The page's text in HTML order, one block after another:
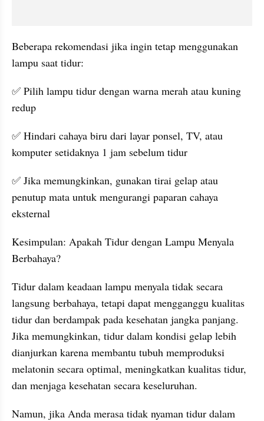
Beberapa rekomendasi jika ingin tetap menggunakan
lampu saat tidur:
✅ Pilih lampu tidur dengan warna merah atau kuning
redup
✅ Hindari cahaya biru dari layar ponsel, TV, atau
komputer setidaknya 1 jam sebelum tidur
✅ Jika memungkinkan, gunakan tirai gelap atau
penutup mata untuk mengurangi paparan cahaya
eksternal
Kesimpulan: Apakah Tidur dengan Lampu Menyala
Berbahaya?
Tidur dalam keadaan lampu menyala tidak secara
langsung berbahaya, tetapi dapat mengganggu kualitas
tidur dan berdampak pada kesehatan jangka panjang.
Jika memungkinkan, tidur dalam kondisi gelap lebih
dianjurkan karena membantu tubuh memproduksi
melatonin secara optimal, meningkatkan kualitas tidur,
dan menjaga kesehatan secara keseluruhan.
Namun, jika Anda merasa tidak nyaman tidur dalam